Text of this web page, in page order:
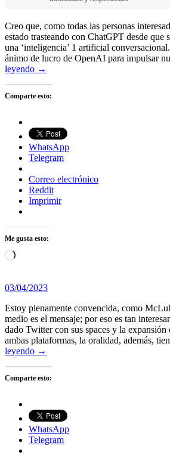
Creo que, como todas las personas
estado trasteando con ChatGPT desde que
una ‘inteligencia’ 1 artificial
ánimo de lucro de OpenAI para impulsar
leyendo →
Comparte esto:
WhatsApp
Telegram
Correo electrónico
Reddit
Imprimir
Me gusta esto:
Cargando...
03/04/2023
Estoy plenamente convencida, como
medio es el mensaje; por eso es tan
dado Twitter con sus spaces y la
ambas plataformas, la oralidad, además,
leyendo →
Comparte esto:
WhatsApp
Telegram